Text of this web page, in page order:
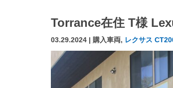
Torrance在住 T様
03.29.2024 | 購入車両, レクサス